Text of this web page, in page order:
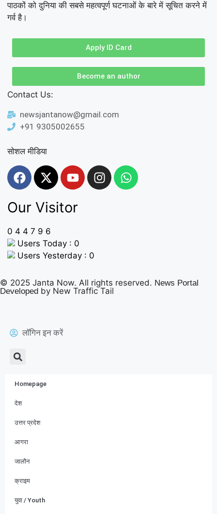
पाठकों को दुनिया की सबसे महत्वपूर्ण घटनाओं के बारे में सूचित करने में
गर्व है।
Apply ID Card
Become an author
Contact Us:
newsjantanow@gmail.com
+91 9305002655
सोशल मीडिया
Our Visitor
0 4 4 7 9 6
Users Today : 0
Users Yesterday : 0
© 2025 Janta Now. All rights reserved. News Portal
Developed by New Traffic Tail
लॉगिन इन करें
Homepage
देश
उत्तर प्रदेश
आगरा
जालौन
क्राइम
युवा / Youth